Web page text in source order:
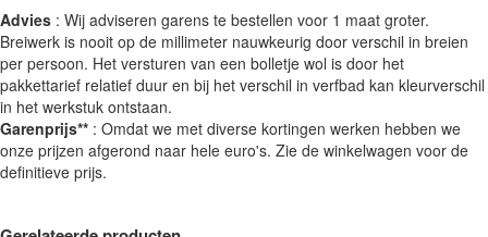
Advies : Wij adviseren garens te bestellen voor 1 maat groter.
Breiwerk is nooit op de millimeter nauwkeurig door verschil in breien
per persoon. Het versturen van een bolletje wol is door het
pakkettarief relatief duur en bij het verschil in verfbad kan kleurverschil
in het werkstuk ontstaan.
Garenprijs** : Omdat we met diverse kortingen werken hebben we
onze prijzen afgerond naar hele euro's. Zie de winkelwagen voor de
definitieve prijs.